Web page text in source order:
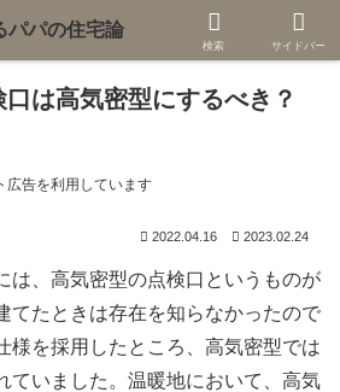
は高気密型にするべき？
告を利用しています
2022.04.16 2023.02.24
は、高気密型の点検口というものが
てたときは存在を知らなかったので
様を採用したところ、高気密型では
ていました。温暖地において、高気
検索 サイドバー